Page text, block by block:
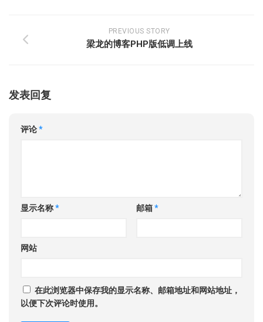
PREVIOUS STORY
梁龙的博客PHP版低调上线
发表回复
评论*
显示名称* 邮箱*
网站
在此浏览器中保存我的显示名称、邮箱地址和网站地址，
以便下次评论时使用。